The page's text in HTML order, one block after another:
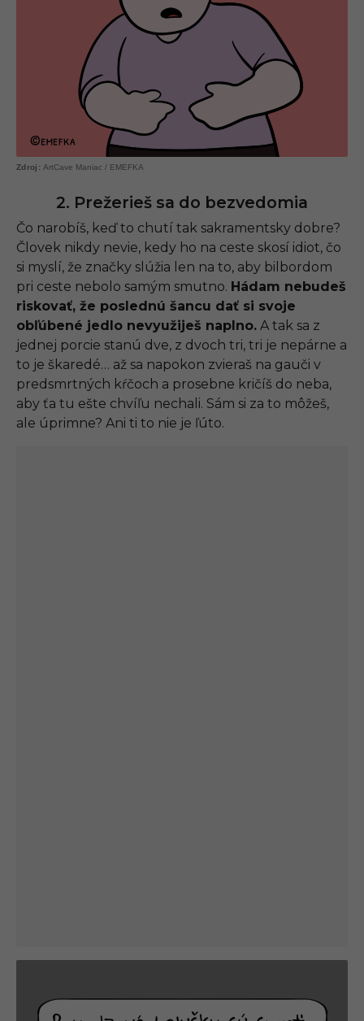
ArtCave Maniac / EMEFKA
2. Prežerieš sa do bezvedomia
Čo narobíš, keď to chutí tak sakramentsky dobre?
Človek nikdy nevie, kedy ho na ceste skosí idiot, čo
si myslí, že značky slúžia len na to, aby bilbordom
pri ceste nebolo samým smutno. Hádam nebudeš
riskovať, že poslednú šancu dať si svoje
obľúbené jedlo nevyužiješ naplno. A tak sa z
jednej porcie stanú dve, z dvoch tri, tri je nepárne a
to je škaredé… až sa napokon zvieraš na gauči v
predsmrtných kŕčoch a prosebne kričíš do neba,
aby ťa tu ešte chvíľu nechali. Sám si za to môžeš,
ale úprimne? Ani ti to nie je ľúto.